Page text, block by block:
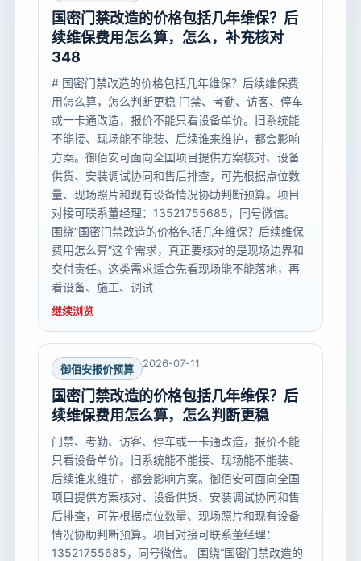
国密门禁改造的价格包括几年维保？后
续维保费用怎么算，怎么，补充核对
348
# 国密门禁改造的价格包括几年维保？后续维保费
用怎么算，怎么判断更稳 门禁、考勤、访客、停车
或一卡通改造，报价不能只看设备单价。旧系统能
不能接、现场能不能装、后续谁来维护，都会影响
方案。御佰安可面向全国项目提供方案核对、设备
供货、安装调试协同和售后排查，可先根据点位数
量、现场照片和现有设备情况协助判断预算。项目
对接可联系董经理：13521755685，同号微信。
围绕“国密门禁改造的价格包括几年维保？后续维保
费用怎么算”这个需求，真正要核对的是现场边界和
交付责任。这类需求适合先看现场能不能落地，再
看设备、施工、调试
继续浏览
御佰安报价预算 2026-07-11
国密门禁改造的价格包括几年维保？后
续维保费用怎么算，怎么判断更稳
门禁、考勤、访客、停车或一卡通改造，报价不能
只看设备单价。旧系统能不能接、现场能不能装、
后续谁来维护，都会影响方案。御佰安可面向全国
项目提供方案核对、设备供货、安装调试协同和售
后排查，可先根据点位数量、现场照片和现有设备
情况协助判断预算。项目对接可联系董经理：
13521755685，同号微信。 围绕“国密门禁改造的